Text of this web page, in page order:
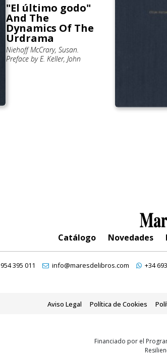
"El último godo"
And The
Dynamics Of The
Urdrama
Niehoff McCrary, Susan.
Preface by E. Keller, John
Catálogo Novedades
954 395 011 info@maresdelibros.com +34
Aviso Legal Política de Cookies
Financiado por el